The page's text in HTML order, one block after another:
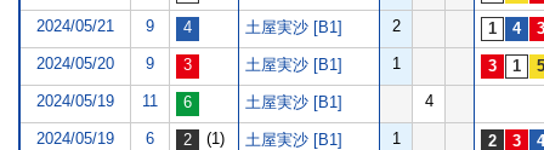
2024/05/21 9 土屋実沙 [B1] 2
2024/05/20 9 土屋実沙 [B1] 1
2024/05/19 11 土屋実沙 [B1] 4
2024/05/19 6 (1) 土屋実沙 [B1] 1